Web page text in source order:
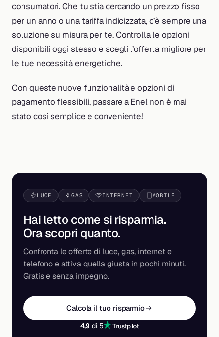
consumatori. Che tu stia cercando un prezzo fisso
per un anno o una tariffa indicizzata, c’è sempre una
soluzione su misura per te. Controlla le opzioni
disponibili oggi stesso e scegli l’offerta migliore per
le tue necessità energetiche.
Con queste nuove funzionalità e opzioni di
pagamento flessibili, passare a Enel non è mai
stato così semplice e conveniente!
LUCE GAS INTERNET MOBILE
Hai letto come si risparmia.
Ora scopri quanto.
Confronta le offerte di luce, gas, internet e
telefono e attiva quella giusta in pochi minuti.
Gratis e senza impegno.
Calcola il tuo risparmio
4,9 di 5